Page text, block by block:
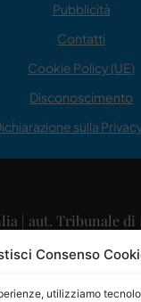
Consenso
utilizziamo
Pubblicità
Contatti
Cookie Policy (UE)
Disconoscimento
sulla
| aut. Tribunale di
29/09/2015